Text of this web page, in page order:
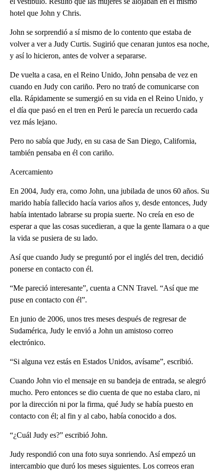
hotel que John y Chris.
John se sorprendió a sí mismo de lo contento que estaba de
volver a ver a Judy Curtis. Sugirió que cenaran juntos esa noche,
y así lo hicieron, antes de volver a separarse.
De vuelta a casa, en el Reino Unido, John pensaba de vez en
cuando en Judy con cariño. Pero no trató de comunicarse con
ella. Rápidamente se sumergió en su vida en el Reino Unido, y
el día que pasó en el tren en Perú le parecía un recuerdo cada
vez más lejano.
Pero no sabía que Judy, en su casa de San Diego, California,
también pensaba en él con cariño.
Acercamiento
En 2004, Judy era, como John, una jubilada de unos 60 años. Su
marido había fallecido hacía varios años y, desde entonces, Judy
había intentado labrarse su propia suerte. No creía en eso de
esperar a que las cosas sucedieran, a que la gente llamara o a que
la vida se pusiera de su lado.
Así que cuando Judy se preguntó por el inglés del tren, decidió
ponerse en contacto con él.
“Me pareció interesante”, cuenta a CNN Travel. “Así que me
puse en contacto con él”.
En junio de 2006, unos tres meses después de regresar de
Sudamérica, Judy le envió a John un amistoso correo
electrónico.
“Si alguna vez estás en Estados Unidos, avísame”, escribió.
Cuando John vio el mensaje en su bandeja de entrada, se alegró
mucho. Pero entonces se dio cuenta de que no estaba claro, ni
por la dirección ni por la firma, qué Judy se había puesto en
contacto con él; al fin y al cabo, había conocido a dos.
“¿Cuál Judy es?” escribió John.
Judy respondió con una foto suya sonriendo. Así empezó un
intercambio que duró los meses siguientes. Los correos eran